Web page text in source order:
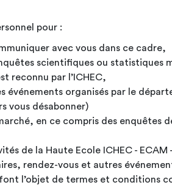
pour :
avec vous dans ce cadre,
scientifiques ou statistiques
reconnu par l’ICHEC,
événements organisés par le
vous désabonner)
en ce compris des
de la Haute Ecole ICHEC -
rendez-vous et autres
l’objet de termes et conditions